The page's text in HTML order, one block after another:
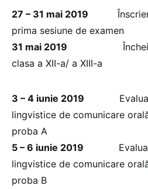
27 – 31 mai 2019
prima sesiune de examen
31 mai 2019 Încheierea
clasa a XII-a/ a XIII-a
3 – 4 iunie 2019
lingvistice de comunicare
proba A
5 – 6 iunie 2019
lingvistice de comunicare
proba B